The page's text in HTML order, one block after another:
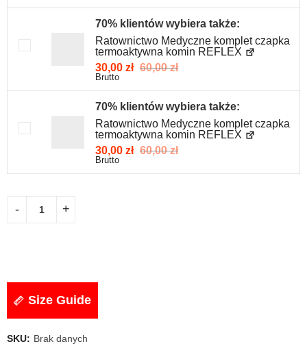
70% klientów wybiera także:
Ratownictwo Medyczne komplet czapka
termoaktywna komin REFLEX
30,00 zł 60,00zł
Brutto
70% klientów wybiera także:
Ratownictwo Medyczne komplet czapka
termoaktywna komin REFLEX
30,00 zł 60,00zł
Brutto
Size Guide
SKU: Brak danych